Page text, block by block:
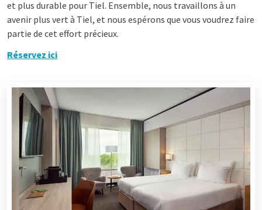
et plus durable pour Tiel. Ensemble, nous travaillons à un
avenir plus vert à Tiel, et nous espérons que vous voudrez faire
partie de cet effort précieux.
Réservez ici